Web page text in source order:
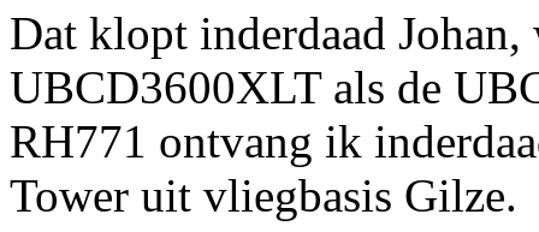
Dat klopt inderdaad
UBCD3600XLT als de
RH771 ontvang ik
Tower uit vliegbasis Gilze.